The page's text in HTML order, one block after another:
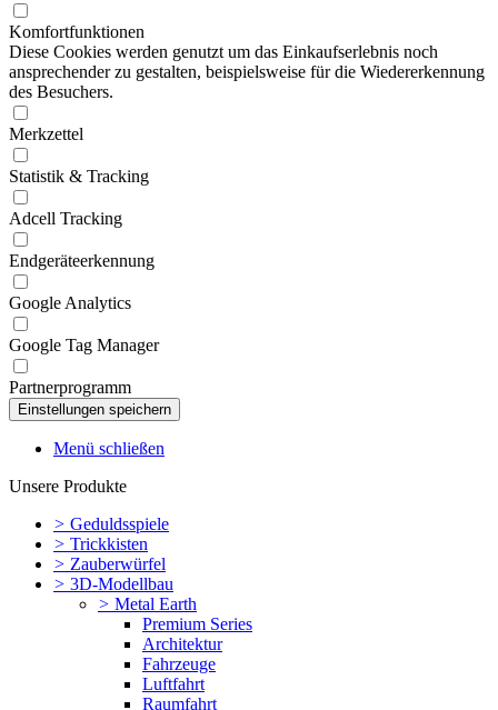
Komfortfunktionen
Diese Cookies werden genutzt um das Einkaufserlebnis noch
ansprechender zu gestalten, beispielsweise für die Wiedererkennung
des Besuchers.
Merkzettel
Statistik & Tracking
Adcell Tracking
Endgeräteerkennung
Google Analytics
Google Tag Manager
Partnerprogramm
Menü schließen
Unsere Produkte
> Geduldsspiele
> Trickkisten
> Zauberwürfel
> 3D-Modellbau
> Metal Earth
Premium Series
Architektur
Fahrzeuge
Luftfahrt
Raumfahrt